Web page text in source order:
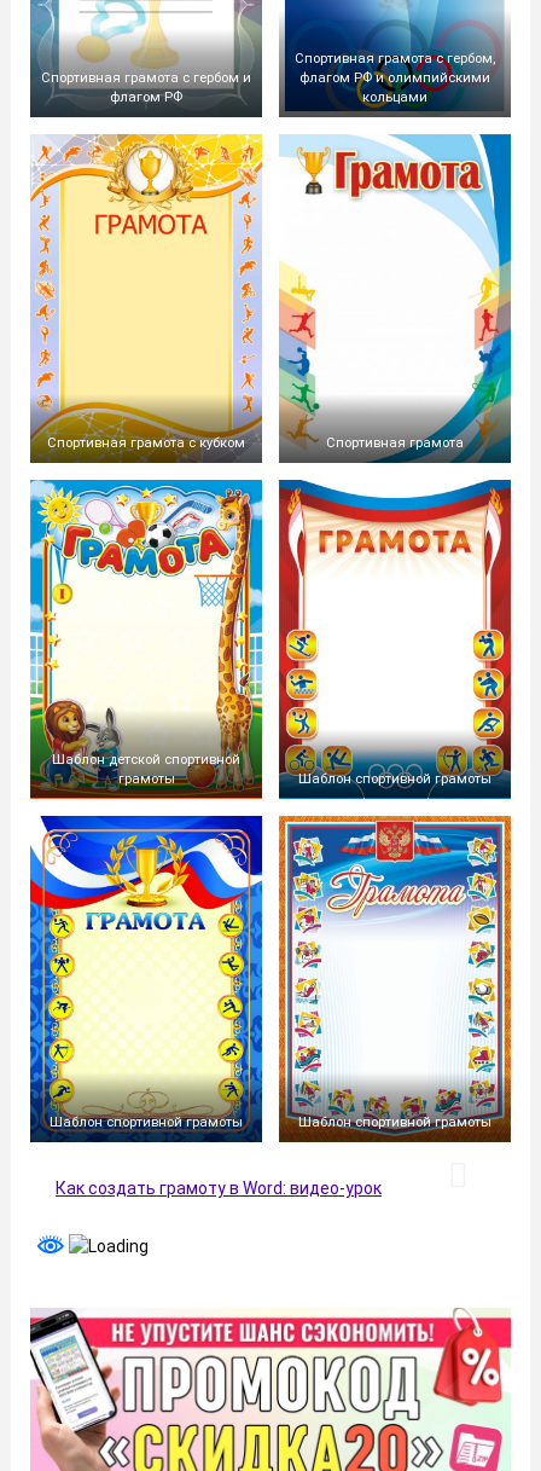
Спортивная грамота с гербом и
флагом РФ
Спортивная грамота с гербом,
флагом РФ и олимпийскими
кольцами
Спортивная грамота с кубком Спортивная грамота
Шаблон детской спортивной
грамоты
Шаблон спортивной грамоты
Шаблон спортивной грамоты Шаблон спортивной грамоты
Как создать грамоту в Word: видео-урок